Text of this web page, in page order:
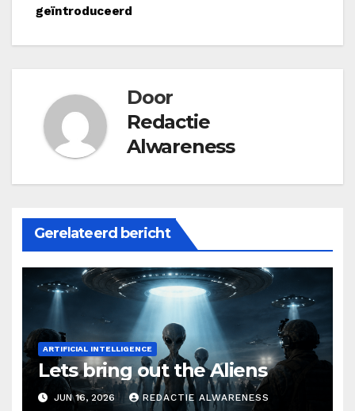
geïntroduceerd
Door
Redactie
Alwareness
Gerelateerd bericht
ARTIFICIAL INTELLIGENCE
Lets bring out the Aliens
JUN 16, 2026 REDACTIE ALWARENESS